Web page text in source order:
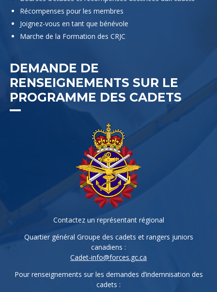
Récompenses pour les membres
Joignez-vous en tant que bénévole
Marche de la Formation des CRJC
DEMANDE DE
RENSEIGNEMENTS SUR LE
PROGRAMME DES CADETS
Contactez un représentant régional
Quartier général Groupe des cadets et rangers juniors
canadiens :
Cadet-info@forces.gc.ca
Pour renseignements sur les demandes d’indemnisation des
cadets :